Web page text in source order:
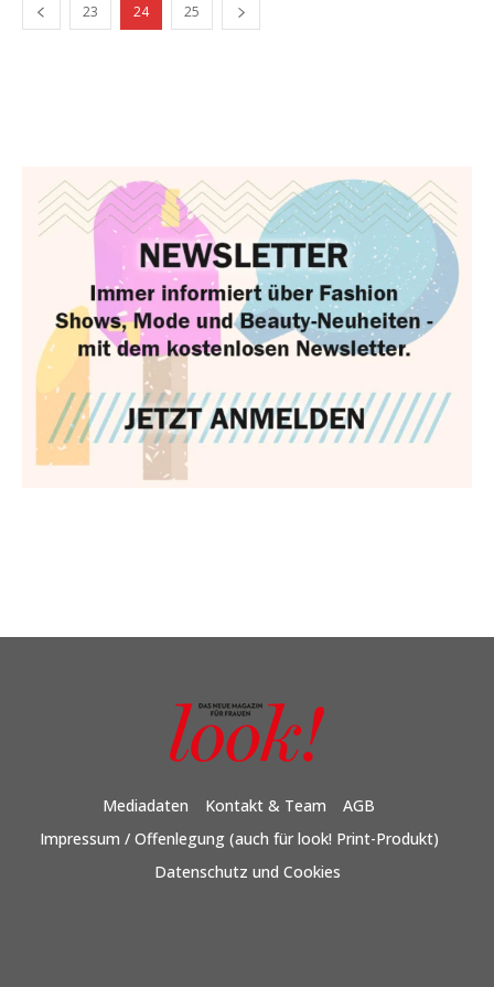
23 24 25
Mediadaten Kontakt & Team
AGB
Impressum / Offenlegung (auch für look! Print-Produkt)
Datenschutz und Cookies